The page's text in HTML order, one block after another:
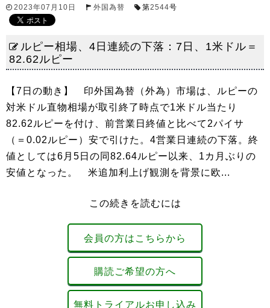
2023年07月10日 外国為替 第2544号
ルピー相場、4日連続の下落：7日、1米ドル＝
82.62ルピー
【7日の動き】 印外国為替（外為）市場は、ルピーの
対米ドル直物相場が取引終了時点で1米ドル当たり
82.62ルピーを付け、前営業日終値と比べて2パイサ
（＝0.02ルピー）安で引けた。4営業日連続の下落。終
値としては6月5日の同82.64ルピー以来、1カ月ぶりの
安値となった。 米追加利上げ観測を背景に欧...
この続きを読むには
会員の方はこちらから
購読ご希望の方へ
無料トライアルお申し込み